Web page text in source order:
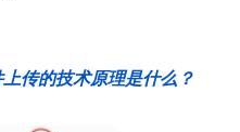
上传的技术原理是什么？